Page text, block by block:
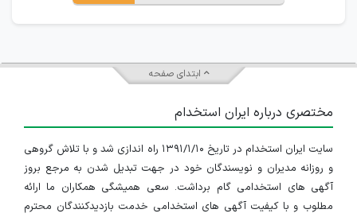
ابتدای صفحه
مختصری درباره ایران استخدام
سایت ایران استخدام در تاریخ ۱۳۹۱/۱/۱۰ راه اندازی شد و با تلاش گروهی
و روزانه مدیران و نویسندگان خود در جهت تبدیل شدن به مرجع بروز
آگهی های استخدامی گام برداشت. سعی همیشگی همکاران ما ارائه
مطلوب و با کیفیت آگهی های استخدامی خدمت بازدیدکنندگان محترم